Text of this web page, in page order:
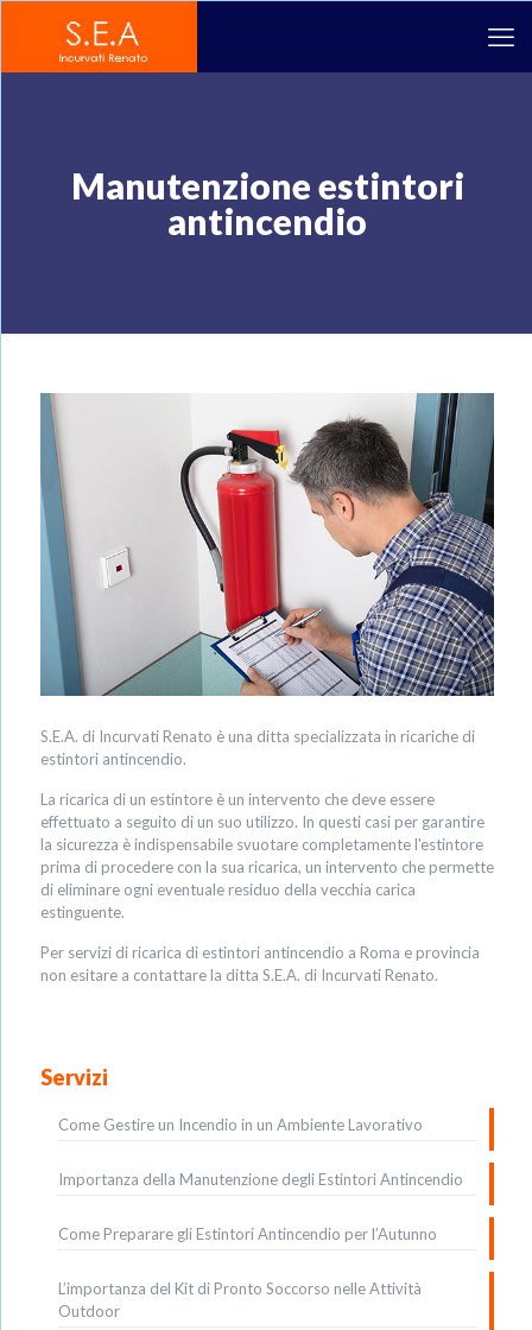
Manutenzione estintori
antincendio
S.E.A. di Incurvati Renato è una ditta specializzata in ricariche di
estintori antincendio.
La ricarica di un estintore è un intervento che deve essere
effettuato a seguito di un suo utilizzo. In questi casi per garantire
la sicurezza è indispensabile svuotare completamente l'estintore
prima di procedere con la sua ricarica, un intervento che permette
di eliminare ogni eventuale residuo della vecchia carica
estinguente.
Per servizi di ricarica di estintori antincendio a Roma e provincia
non esitare a contattare la ditta S.E.A. di Incurvati Renato.
Servizi
Come Gestire un Incendio in un Ambiente Lavorativo
Importanza della Manutenzione degli Estintori Antincendio
Come Preparare gli Estintori Antincendio per l’Autunno
L’importanza del Kit di Pronto Soccorso nelle Attività
Outdoor